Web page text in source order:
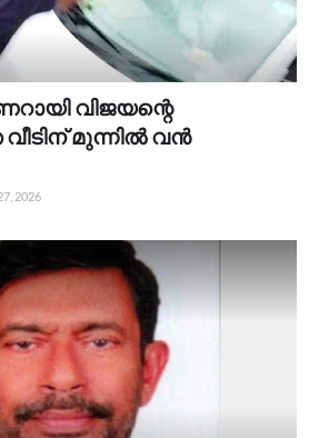
വിജയന്റെ
മുന്നിൽ വൻ
2026